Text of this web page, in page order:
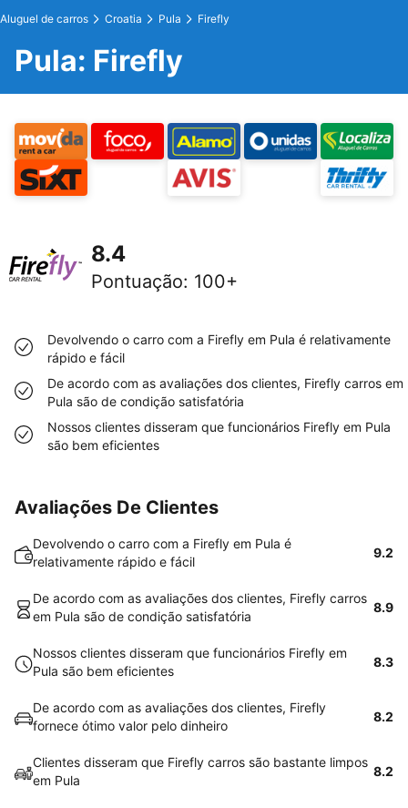
Aluguel de carros Croatia Pula Firefly
Pula: Firefly
8.4
Pontuação: 100+
Devolvendo o carro com a Firefly em Pula é relativamente
rápido e fácil
De acordo com as avaliações dos clientes, Firefly carros em
Pula são de condição satisfatória
Nossos clientes disseram que funcionários Firefly em Pula
são bem eficientes
Avaliações De Clientes
Devolvendo o carro com a Firefly em Pula é
relativamente rápido e fácil
9.2
De acordo com as avaliações dos clientes, Firefly carros
em Pula são de condição satisfatória
8.9
Nossos clientes disseram que funcionários Firefly em
Pula são bem eficientes
8.3
De acordo com as avaliações dos clientes, Firefly
fornece ótimo valor pelo dinheiro
8.2
Clientes disseram que Firefly carros são bastante limpos
em Pula
8.2